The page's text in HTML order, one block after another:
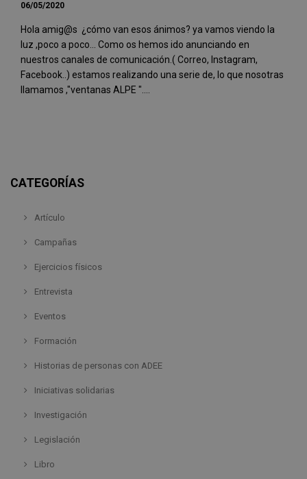
06/05/2020
Hola amig@s ¿cómo van esos ánimos? ya vamos viendo la
luz ,poco a poco... Como os hemos ido anunciando en
nuestros canales de comunicación.( Correo, Instagram,
Facebook..) estamos realizando una serie de, lo que nosotras
llamamos ,"ventanas ALPE "....
CATEGORÍAS
Artículo
Campañas
Ejercicios físicos
Entrevista
Eventos
Formación
Historias de personas con ADEE
Iniciativas solidarias
Investigación
Legislación
Libro